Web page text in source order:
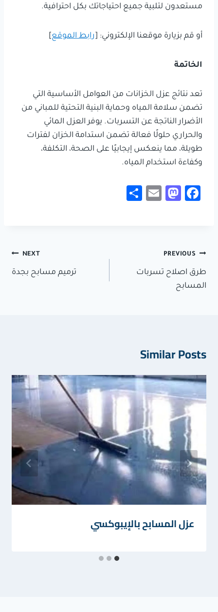
مستعدون لتلبية جميع احتياجاتك بكل احترافية.
أو قم بزيارة موقعنا الإلكتروني: [ رابط الموقع
الخاتمة
تعد نتائج عزل الخزانات من العوامل الأساسية التي
تضمن سلامة المياه وحماية البنية التحتية للمباني من
الأضرار الناتجة عن التسربات. يوفر العزل المائي
والحراري حلولًا فعالة تضمن استدامة الخزان لفترات
طويلة، مما ينعكس إيجابيًا على الصحة، التكلفة،
وكفاءة استخدام المياه.
Fa
ok
M
o
n
E
تصفّح
المقالات
PREVIOUS
طرق اصلاح تسربات
المسابح
NEXT
ترميم مسابح بجدة
Similar Posts
عزل المسابح بالإيبوكسي